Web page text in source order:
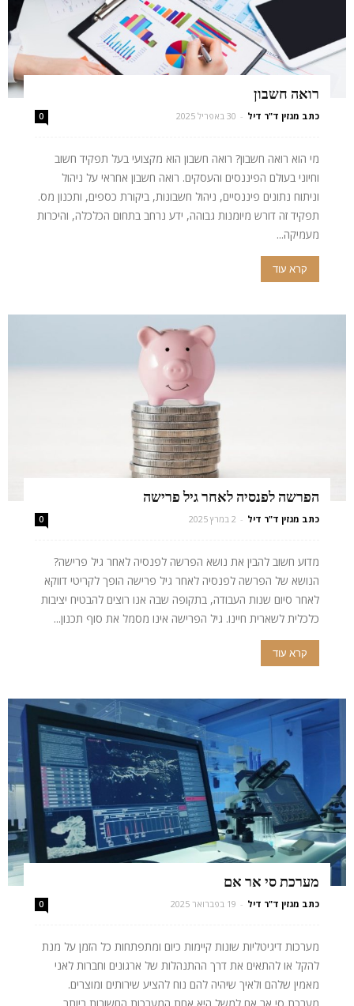
רואה חשבון
כתב מגזין ד"ר דיל - 30 באפריל 2025 0
מי הוא רואה חשבון? רואה חשבון הוא מקצועי בעל תפקיד חשוב
וחיוני בעולם הפיננסים והעסקים. רואה חשבון אחראי על ניהול
וניתוח נתונים פיננסיים, ניהול חשבונות, ביקורת כספים, ותכנון מס.
תפקיד זה דורש מיומנות גבוהה, ידע נרחב בתחום הכלכלה, והיכרות
מעמיקה...
קרא עוד
הפרשה לפנסיה לאחר גיל פרישה
כתב מגזין ד"ר דיל - 2 במרץ 2025 0
מדוע חשוב להבין את נושא הפרשה לפנסיה לאחר גיל פרישה?
הנושא של הפרשה לפנסיה לאחר גיל פרישה הופך לקריטי דווקא
לאחר סיום שנות העבודה, בתקופה שבה אנו רוצים להבטיח יציבות
כלכלית לשארית חיינו. גיל הפרישה אינו מסמל את סוף תכנון...
קרא עוד
מערכת סי אר אם
כתב מגזין ד"ר דיל - 19 בפברואר 2025 0
מערכות דיגיטליות שונות קיימות כיום ומתפתחות כל הזמן על מנת
להקל או להתאים את דרך ההתנהלות של ארגונים וחברות לאני
מאמין שלהם ולאיך שיהיה להם נוח להציע שירותים ומוצרים.